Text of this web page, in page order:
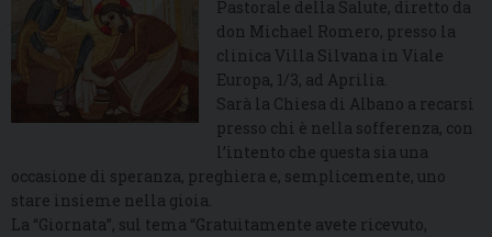
Pastorale della Salute, diretto da
don Michael Romero, presso la
clinica Villa Silvana in Viale
Europa, 1/3, ad Aprilia.
Sarà la Chiesa di Albano a recarsi
presso chi è nella sofferenza, con
l’intento che questa sia una
occasione di speranza, preghiera e, semplicemente, uno
stare insieme nella gioia.
La “Giornata”, sul tema “Gratuitamente avete ricevuto,